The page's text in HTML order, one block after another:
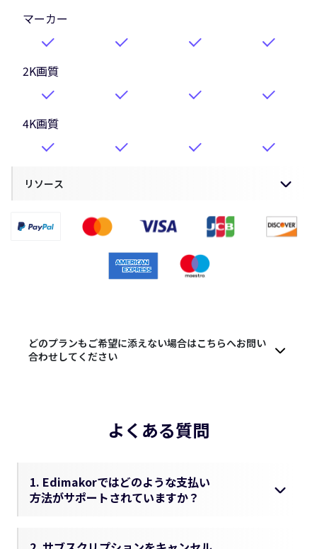
マーカー
2K画質
4K画質
リソース
どのプランもご希望に添えない場合はこちらへお問い
合わせしてください
よくある質問
1. Edimakorではどのような支払い
方法がサポートされていますか？